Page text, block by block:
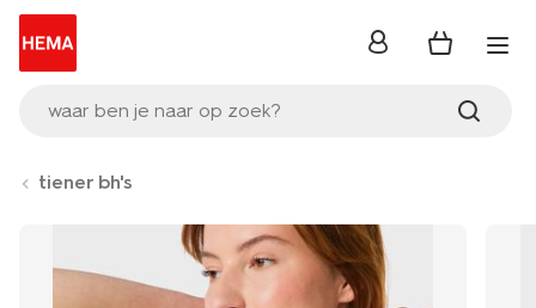
waar ben je naar op zoek?
inloggen
tiener bh's